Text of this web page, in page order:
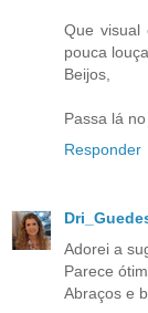
Que visual
pouca
Beijos,
Passa lá
Responder
Adorei a
Parece
Abraços e